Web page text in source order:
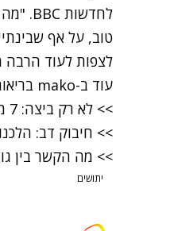
לחדשות BBC
.
טוב, על אף
לצפות לעוד הרבה
עוד ב-mako בריאות
>> לא רק ביצה: 7 מאכלים עם יותר חלבון ממה שחשבתם
>> חיבוק דב:
>> מה הקשר בין
יתושים